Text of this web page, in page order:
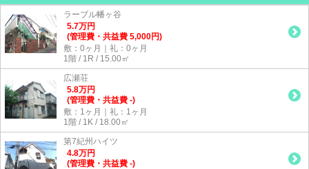
ラーブル幡ヶ谷
5.7万円
(管理費・共益費 5,000円)
敷：0ヶ月｜礼：0ヶ月
1階 / 1R / 15.00㎡
広瀬荘
5.8万円
(管理費・共益費 -)
敷：1ヶ月｜礼：1ヶ月
1階 / 1K / 18.00㎡
第7紀州ハイツ
4.8万円
(管理費・共益費 -)